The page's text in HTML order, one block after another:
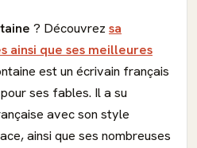
? Découvrez sa
ainsi que ses meilleures
est un écrivain français
ses fables. Il a su
avec son style
ainsi que ses nombreuses